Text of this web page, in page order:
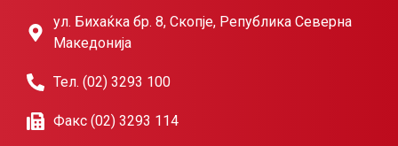
ул. Бихаќка бр. 8, Скопје, Република Северна
Македонија
Тел. (02) 3293 100
Факс (02) 3293 114